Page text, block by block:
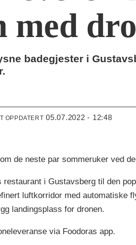
med
badegjester i
OPPDATERT 05.07.2022 - 12:48
de neste par sommeruker ved
restaurant i Gustavsberg til den
luftkorridor med automatiske
landingsplass for dronen.
via Foodoras app.